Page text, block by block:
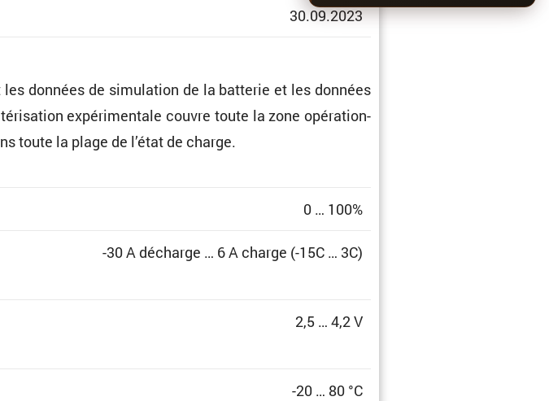
30.09.2023
données de simula­tion de la batterie et les données
expéri­men­tale couvre toute la zone opéra­tion­
toute la plage de l’état de charge.
0 … 100%
-30 A décharge … 6 A charge (-15C … 3C)
2,5 … 4,2 V
-20 … 80 °C